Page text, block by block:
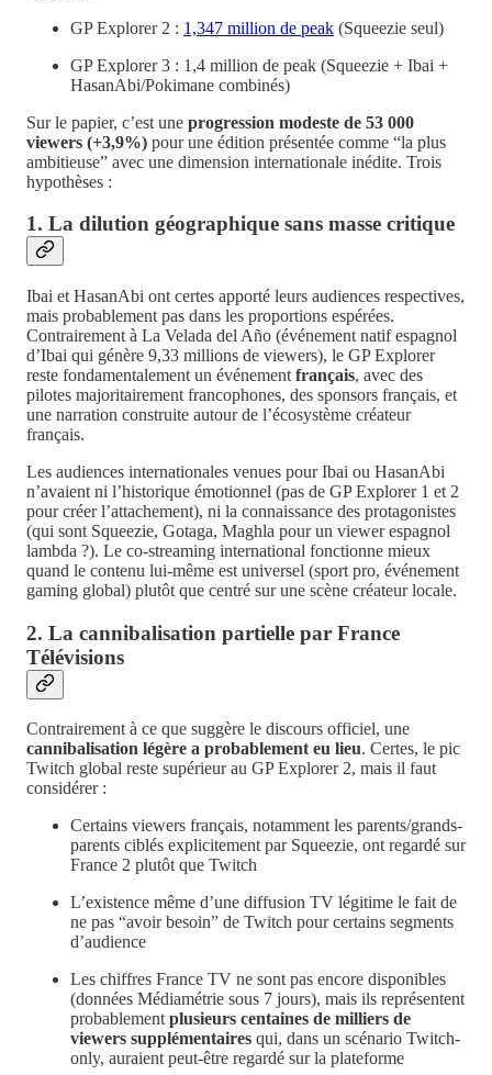
GP Explorer 2 : 1,347 million de peak (Squeezie seul)
GP Explorer 3 : 1,4 million de peak (Squeezie + Ibai +
HasanAbi/Pokimane combinés)
Sur le papier, c’est une progression modeste de 53 000
viewers (+3,9%) pour une édition présentée comme “la plus
ambitieuse” avec une dimension internationale inédite. Trois
hypothèses :
1. La dilution géographique sans masse critique
Ibai et HasanAbi ont certes apporté leurs audiences respectives,
mais probablement pas dans les proportions espérées.
Contrairement à La Velada del Año (événement natif espagnol
d’Ibai qui génère 9,33 millions de viewers), le GP Explorer
reste fondamentalement un événement français, avec des
pilotes majoritairement francophones, des sponsors français, et
une narration construite autour de l’écosystème créateur
français.
Les audiences internationales venues pour Ibai ou HasanAbi
n’avaient ni l’historique émotionnel (pas de GP Explorer 1 et 2
pour créer l’attachement), ni la connaissance des protagonistes
(qui sont Squeezie, Gotaga, Maghla pour un viewer espagnol
lambda ?). Le co-streaming international fonctionne mieux
quand le contenu lui-même est universel (sport pro, événement
gaming global) plutôt que centré sur une scène créateur locale.
2. La cannibalisation partielle par France
Télévisions
Contrairement à ce que suggère le discours officiel, une
cannibalisation légère a probablement eu lieu. Certes, le pic
Twitch global reste supérieur au GP Explorer 2, mais il faut
considérer :
Certains viewers français, notamment les parents/grands-
parents ciblés explicitement par Squeezie, ont regardé sur
France 2 plutôt que Twitch
L’existence même d’une diffusion TV légitime le fait de
ne pas “avoir besoin” de Twitch pour certains segments
d’audience
Les chiffres France TV ne sont pas encore disponibles
(données Médiamétrie sous 7 jours), mais ils représentent
probablement plusieurs centaines de milliers de
viewers supplémentaires qui, dans un scénario Twitch-
only, auraient peut-être regardé sur la plateforme